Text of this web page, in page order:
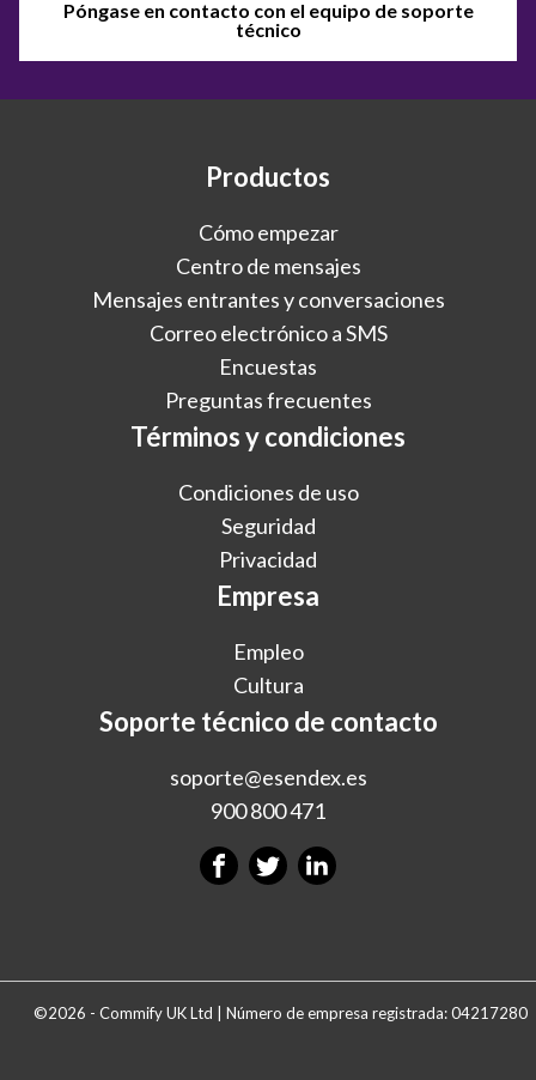
Póngase en contacto con el equipo de soporte
técnico
Productos
Cómo empezar
Centro de mensajes
Mensajes entrantes y conversaciones
Correo electrónico a SMS
Encuestas
Preguntas frecuentes
Términos y condiciones
Condiciones de uso
Seguridad
Privacidad
Empresa
Empleo
Cultura
Soporte técnico de contacto
soporte@esendex.es
900 800 471
©2026 - Commify UK Ltd | Número de empresa registrada: 04217280